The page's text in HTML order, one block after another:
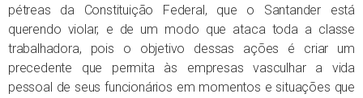
pétreas da Constituição Federal, que o Santander está
querendo violar, e de um modo que ataca toda a classe
trabalhadora, pois o objetivo dessas ações é criar um
precedente que permita às empresas vasculhar a vida
pessoal de seus funcionários em momentos e situações que